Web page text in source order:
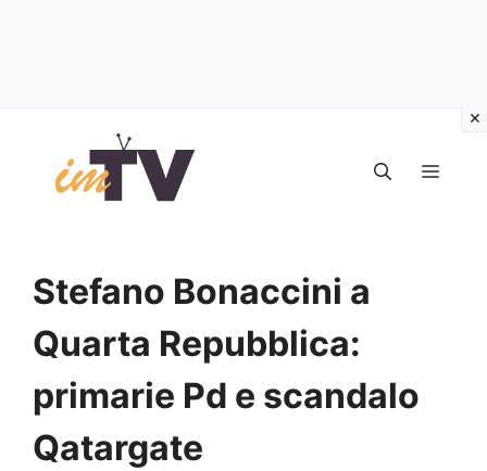
contenuto
Stefano Bonaccini a
Quarta Repubblica:
primarie Pd e scandalo
Qatargate